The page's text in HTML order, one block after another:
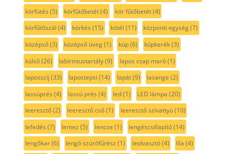
körfütés (5) körfűtőbetét(4) kör fűtőbetét(4)
körfűtőszál (4) körkés (15) kötél (11) központi egység(7)
középső(3) középső üveg(1) kúp(6) kúpkerék(3)
külső(26) labirintustartály(9) lapos csap maró(1)
laposszíj (33) lapostepsi (14) lapát(9) lasange (2)
lassúprés (4) lassú prés (4) led(1) LED lámpa (20)
leeresztő(2) leeresztő cső(1) leeresztő szivattyú(10)
lefedés (7) lemez (5) lencse (1) lengéscsillapító(14)
lengőkar(6) lengő szúrófűrész (1) leolvasztó(4) lila (4)